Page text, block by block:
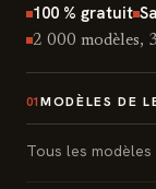
100 % gratuit
2 000 modèles,
01 MODÈLES DE
Tous les modèles